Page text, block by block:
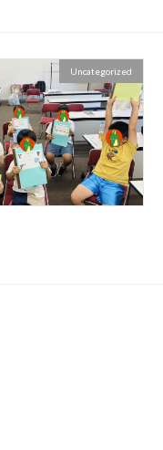
Uncategorized